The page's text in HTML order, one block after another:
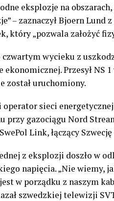
eksplozje na
– zaznaczył Bjoern Lund z
który „pozwala założyć
wycieku z
Przesył NS
został uruchomiony.
sieci
przy gazociągu Nord
Link, łączący Szwecję
z eksplozji doszło w
napięcia. „Nie wiemy,
w porządku z naszym
szwedzkiej telewizji